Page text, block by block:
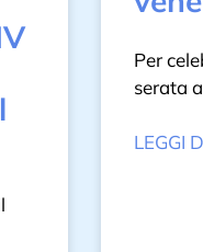
Per
serata
LEGGI